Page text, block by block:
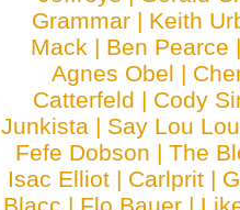
Grammar | Keith
Mack | Ben Pearce
Agnes Obel |
Catterfeld | Cody
Junkista | Say Lou Lou
Fefe Dobson | The
Isac Elliot | Carlprit |